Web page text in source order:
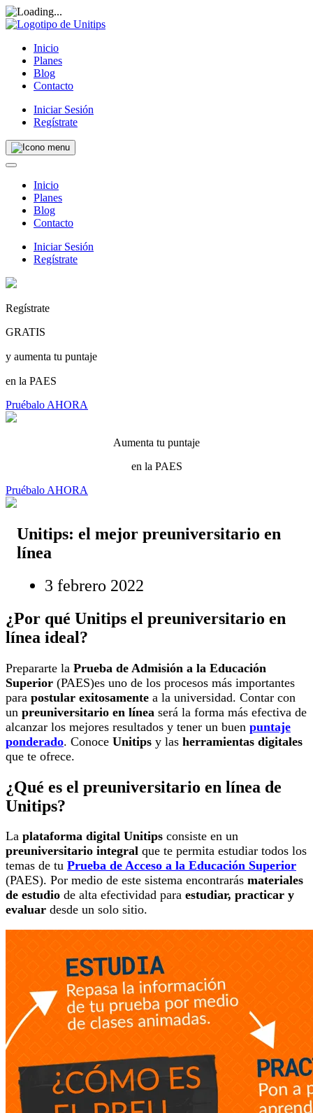
Inicio
Planes
Blog
Contacto
Iniciar Sesión
Regístrate
Inicio
Planes
Blog
Contacto
Iniciar Sesión
Regístrate
Regístrate
GRATIS
y aumenta tu puntaje
en la PAES
Pruébalo AHORA
Aumenta tu puntaje
en la PAES
Pruébalo AHORA
Unitips: el mejor preuniversitario en
línea
3 febrero 2022
¿Por qué Unitips el preuniversitario en
línea ideal?
Prepararte la Prueba de Admisión a la Educación
Superior (PAES)es uno de los procesos más importantes
para postular exitosamente a la universidad. Contar con
un preuniversitario en línea será la forma más efectiva de
alcanzar los mejores resultados y tener un buen puntaje
ponderado. Conoce Unitips y las herramientas digitales
que te ofrece.
¿Qué es el preuniversitario en línea de
Unitips?
La plataforma digital Unitips consiste en un
preuniversitario integral que te permita estudiar todos los
temas de tu Prueba de Acceso a la Educación Superior
(PAES). Por medio de este sistema encontrarás materiales
de estudio de alta efectividad para estudiar, practicar y
evaluar desde un solo sitio.